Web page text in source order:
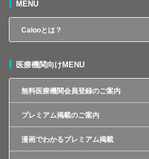
MENU
Calooとは？
医療機関向けMENU
無料医療機関会員登録のご案内
プレミアム掲載のご案内
漫画でわかるプレミアム掲載